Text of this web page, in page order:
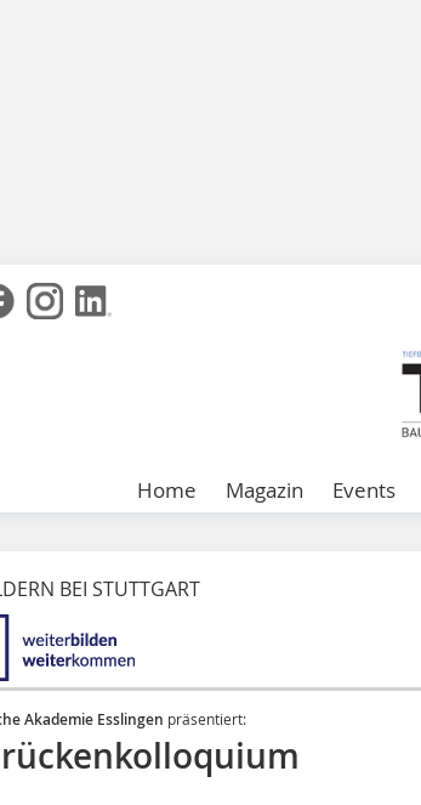
Home Magazin Events
BEI STUTTGART
Akademie Esslingen präsentiert: